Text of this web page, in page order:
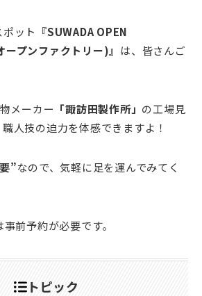
ット 『SUWADA OPEN
プンファクトリー)』 は、皆さんご
メーカー 「諏訪田製作所」 の工場見
人技の迫力を体感できますよ！
”なので、気軽に足を運んでみてく
前予約が必要です。
トピック